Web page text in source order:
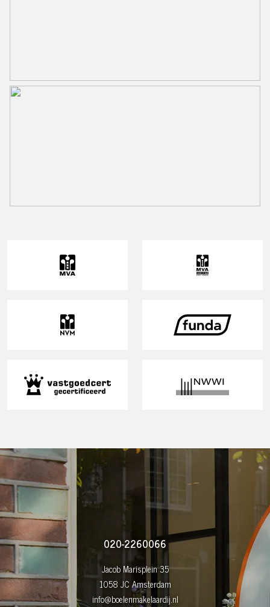
020-2260066
Jacob Marisplein 35
1058 JC Amsterdam
info@boelenmakelaardij.nl